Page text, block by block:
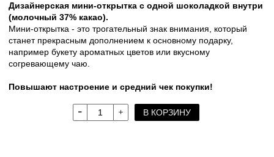
Дизайнерская мини-открытка с одной шоколадкой внутри
(молочный 37% какао).
Мини-открытка - это трогательный знак внимания, который
станет прекрасным дополнением к основному подарку,
например букету ароматных цветов или вкусному
согревающему чаю.
Повышают настроение и средний чек покупки!
В КОРЗИНУ